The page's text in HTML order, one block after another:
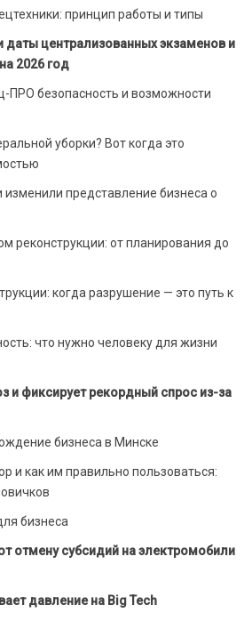
принцип работы и типы
даты централизованных экзаменов и
2026 год
ПРО безопасность и возможности
уборки? Вот когда это
представление бизнеса о
реконструкции: от планирования до
когда разрушение — это путь к
что нужно человеку для жизни
и фиксирует рекордный спрос из-за
бизнеса в Минске
и как им правильно пользоваться:
бизнеса
отмену субсидий на электромобили
давление на Big Tech